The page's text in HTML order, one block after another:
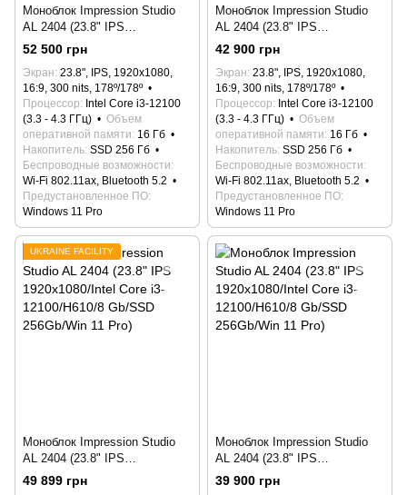
Моноблок Impression Studio
AL 2404 (23.8" IPS
1920x1080/Intel Core i3-
12100/H610/16 Gb/SSD
256Gb/Win 11 Pro)
52 500 грн
Экран 23.8", IPS, 1920x1080,
16:9, 300 nits, 178º/178º
Процессор
Intel Core i3-12100
(3.3 - 4.3 ГГц)
Объем
оперативной памяти 16 Гб
Накопитель SSD 256 Гб
Беспроводные возможности
Wi-Fi 802.11ax, Bluetooth 5.2
Предустановленное ПО
Windows 11 Pro
Моноблок Impression Studio
AL 2404 (23.8" IPS
1920x1080/Intel Core i3-
12100/H610/16 Gb/SSD
256Gb/Win 11 Pro)
42 900 грн
Экран 23.8", IPS, 1920x1080,
16:9, 300 nits, 178º/178º
Процессор
Intel Core i3-12100
(3.3 - 4.3 ГГц)
Объем
оперативной памяти 16 Гб
Накопитель SSD 256 Гб
Беспроводные возможности
Wi-Fi 802.11ax, Bluetooth 5.2
Предустановленное ПО
Windows 11 Pro
UKRAINE FACILITY
Моноблок Impression Studio
AL 2404 (23.8" IPS
1920x1080/Intel Core i3-
12100/H610/8 Gb/SSD
49 899 грн
Моноблок Impression Studio
AL 2404 (23.8" IPS
1920x1080/Intel Core i3-
12100/H610/8 Gb/SSD
39 900 грн